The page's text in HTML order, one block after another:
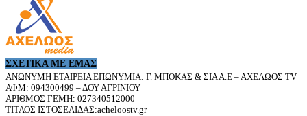
ΣΧΕΤΙΚΆ ΜΕ ΕΜΆΣ
ΑΝΩΝΥΜΗ ΕΤΑΙΡΕΙΑ ΕΠΩΝΥΜΙΑ: Γ. ΜΠΟΚΑΣ & ΣΙΑ Α.Ε – ΑΧΕΛΩΟΣ TV
ΑΦΜ: 094300499 – ΔΟΥ ΑΓΡΙΝΙΟΥ
ΑΡΙΘΜΟΣ ΓΕΜΗ: 027340512000
ΤΙΤΛΟΣ ΙΣΤΟΣΕΛΙΔΑΣ:acheloostv.gr